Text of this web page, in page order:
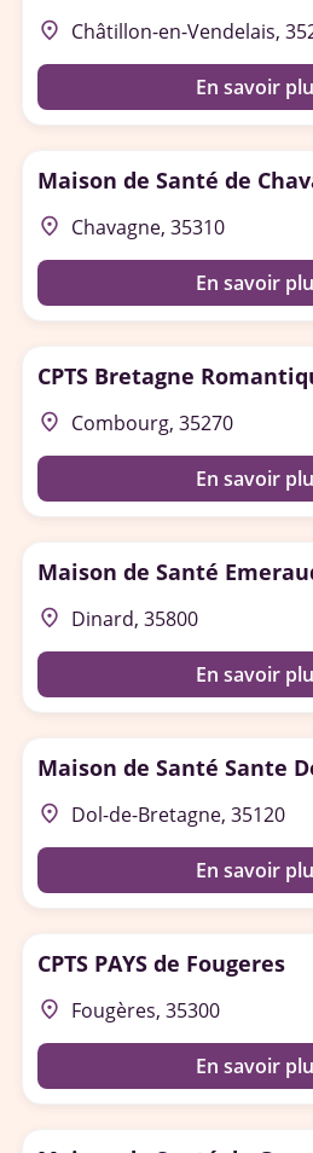
place Châtillon-en-Vendelais,
En savoir
Maison de Santé de
place Chavagne, 35310
En savoir
CPTS Bretagne
place Combourg, 35270
En savoir
Maison de Santé
place Dinard, 35800
En savoir
Maison de Santé Sante
place Dol-de-Bretagne, 35120
En savoir
CPTS PAYS de Fougeres
place Fougères, 35300
En savoir